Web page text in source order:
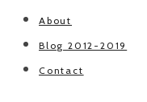
About
Blog 2012-2019
Contact